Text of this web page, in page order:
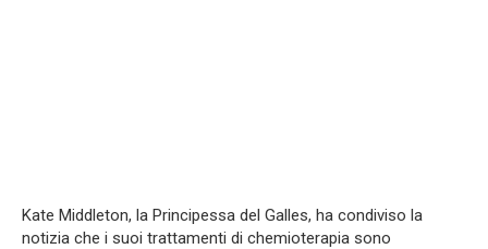
Kate Middleton, la Principessa del Galles, ha condiviso la
notizia che i suoi trattamenti di chemioterapia sono